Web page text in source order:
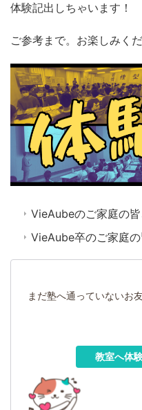
体験記出しちゃいます！
ご参考まで。お楽しみくだ
VieAubeのご家庭の皆
VieAube卒のご家庭の
まだ塾へ通っていないお
教室へ体